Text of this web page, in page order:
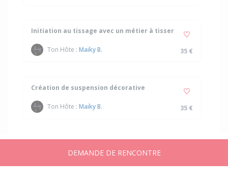
Initiation au tissage avec un métier à tisser
Ton Hôte : Maiky B. 35 €
Création de suspension décorative
Ton Hôte : Maiky B. 35 €
DEMANDE DE RENCONTRE
Annonces Messages Publier